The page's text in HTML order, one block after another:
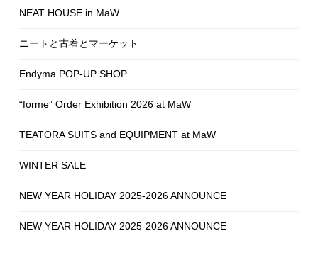
NEAT HOUSE in MaW
ニートと古着とマーケット
Endyma POP-UP SHOP
“forme” Order Exhibition 2026 at MaW
TEATORA SUITS and EQUIPMENT at MaW
WINTER SALE
NEW YEAR HOLIDAY 2025-2026 ANNOUNCE
NEW YEAR HOLIDAY 2025-2026 ANNOUNCE